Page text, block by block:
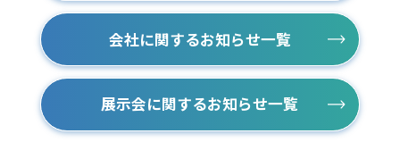
会社に関するお知らせ一覧
展示会に関するお知らせ一覧